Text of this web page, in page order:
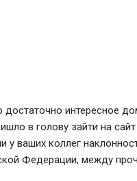
интересное
в голову зайти на
у ваших коллег
Федерации, между